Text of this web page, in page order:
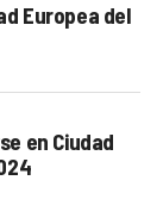
Europea del
en Ciudad